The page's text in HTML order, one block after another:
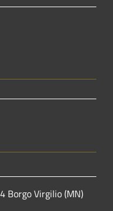
Borgo Virgilio (MN)